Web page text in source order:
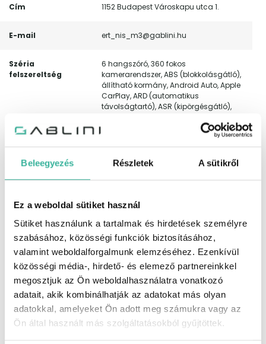
Beleegyezés Részletek A sütikről
Ez a weboldal sütiket használ
Sütiket használunk a tartalmak és hirdetések személyre
szabásához, közösségi funkciók biztosításához,
valamint weboldalforgalmunk elemzéséhez. Ezenkívül
közösségi média-, hirdető- és elemező partnereinkkel
megosztjuk az Ön weboldalhasználatra vonatkozó
adatait, akik kombinálhatják az adatokat más olyan
adatokkal, amelyeket Ön adott meg számukra vagy az
Ön által használt más szolgáltatásokból gyűjtöttek.
Cím 1152 Budapest Városkapu utca 1.
E-mail ert_nis_m3@gablini.hu
Széria
felszereltség
6 hangszóró, 360 fokos
kamerarendszer, ABS (blokkolásgátló),
állítható kormány, Android Auto, Apple
CarPlay, ARD (automatikus
távolságtartó), ASR (kipörgésgátló),
automata távfény, automatikusan
sötétedő belső tükör, bluetooth-os
kihangosító, bőr belső, bőrkormány,
centrálzár, deréktámasz, digitális
műszeregység, dönthető utasülések,
elektromos ablak elöl, elektromos ablak
mozgatás, elektromos tükör,
elektromos ülésállítás vezetőoldal,
elektromosan behajtható külső tükrök,
elektronikus rögzítőfék, első-hátsó
parkolóradar, érintőkijelző, esőszenzor,
ESP (menetstabilizátor),
fékasszisztens, fényszóró
magasságállítás, fokozatmentes
automata sebességváltó,
függönylégzsák, fűthető első ülés,
fűthető kormány, fűthető tükör,